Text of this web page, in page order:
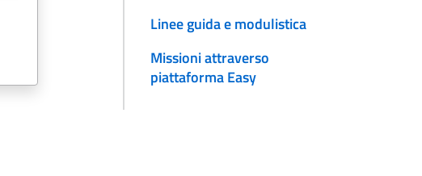
Linee guida e modulistica
Missioni attraverso
piattaforma Easy